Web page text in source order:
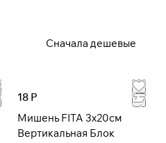
Сначала дешевые
18 Р
Мишень FITA 3x20cм
Вертикальная Блок